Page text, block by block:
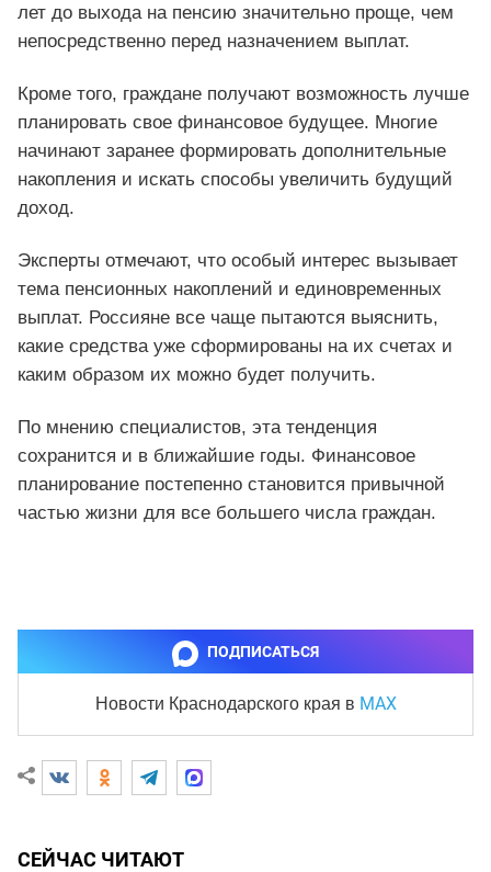
лет до выхода на пенсию значительно проще, чем
непосредственно перед назначением выплат.
Кроме того, граждане получают возможность лучше
планировать свое финансовое будущее. Многие
начинают заранее формировать дополнительные
накопления и искать способы увеличить будущий
доход.
Эксперты отмечают, что особый интерес вызывает
тема пенсионных накоплений и единовременных
выплат. Россияне все чаще пытаются выяснить,
какие средства уже сформированы на их счетах и
каким образом их можно будет получить.
По мнению специалистов, эта тенденция
сохранится и в ближайшие годы. Финансовое
планирование постепенно становится привычной
частью жизни для все большего числа граждан.
ПОДПИСАТЬСЯ
Новости Краснодарского края в MAX
СЕЙЧАС ЧИТАЮТ